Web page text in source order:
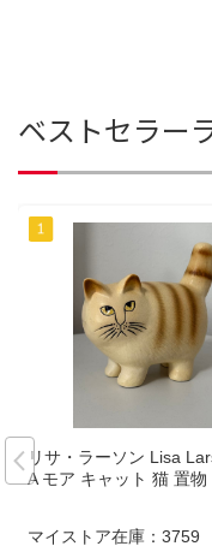
ベストセラー
リサ・ラーソン Lisa
A モア キャット 猫 置物
マイストア在庫： 3759